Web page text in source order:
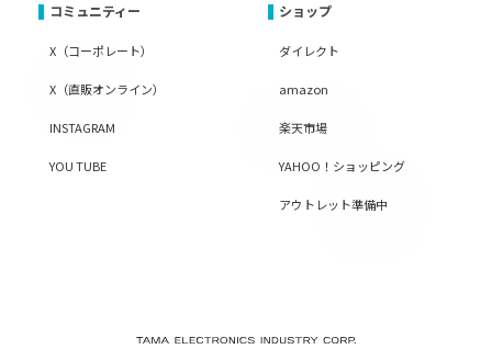
コミュニティー
X（コーポレート）
X（直販オンライン）
INSTAGRAM
YOU TUBE
ショップ
ダイレクト
amazon
楽天市場
YAHOO！ショッピング
アウトレット準備中